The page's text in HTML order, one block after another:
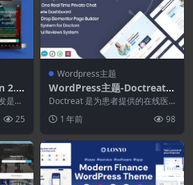
2.0.
是为
25
Wordpress主题
WordPress主题-Doctreat
1.6.8–医院和医生目录Word
Press列表主题
Doctreat 是为患者提供的在线医
目的是解决患...
1 年前 98